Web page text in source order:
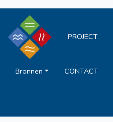
PROJECT
Bronnen CONTACT